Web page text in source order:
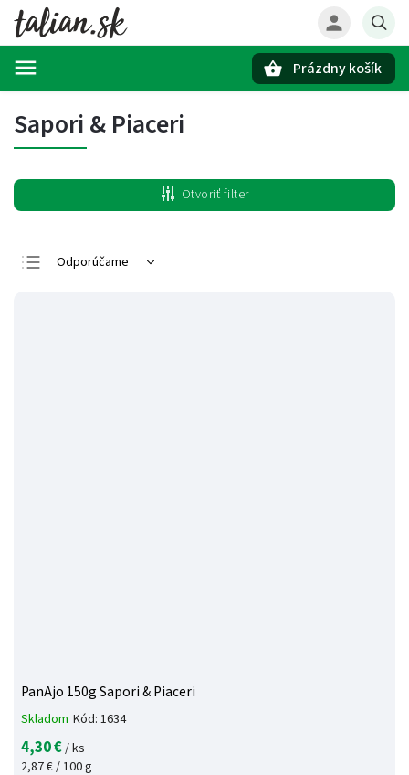
Prázdny košík
Sapori & Piaceri
Otvoriť filter
Odporúčame
PanAjo 150g Sapori & Piaceri
Skladom Kód: 1634
4,30 €/ ks
2,87 € / 100 g